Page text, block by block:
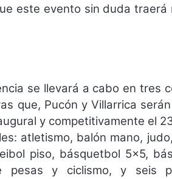
este evento sin duda
se llevará a cabo en tres
que, Pucón y Villarrica
y competitivamente el
atletismo, balón mano,
piso, básquetbol 5×5,
pesas y ciclismo, y seis